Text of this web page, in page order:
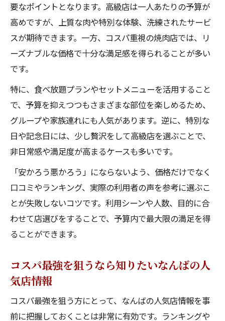
要なポイントとなります。高級店は一人あたりの予算が
高めですが、上質な肉や特別な体験、洗練されたサービ
スが期待できます。一方、コスパ重視の焼肉店では、リ
ーズナブルな価格で十分な満足感を得られることが多い
です。
特に、食べ放題プランやセットメニューを活用すること
で、予算を抑えつつもさまざまな部位を楽しめるため、
グループや家族連れにも人気があります。逆に、特別な
日や記念日には、少し贅沢をして高級店を選ぶことで、
非日常感や満足度が高まるケースも多いです。
「安かろう悪かろう」にならないよう、価格だけでなく
口コミやランキング、実際の利用者の声を参考に選ぶこ
とが失敗しないコツです。利用シーンや人数、目的に合
わせて店選びをすることで、予算内で最大限の満足を得
ることができます。
コスパ最強を狙うなら知りたいなんばの人
気店情報
コスパ最強を狙う方にとって、なんばの人気店情報を事
前に把握しておくことは非常に有効です。ランキングや